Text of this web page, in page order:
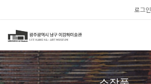
로그인